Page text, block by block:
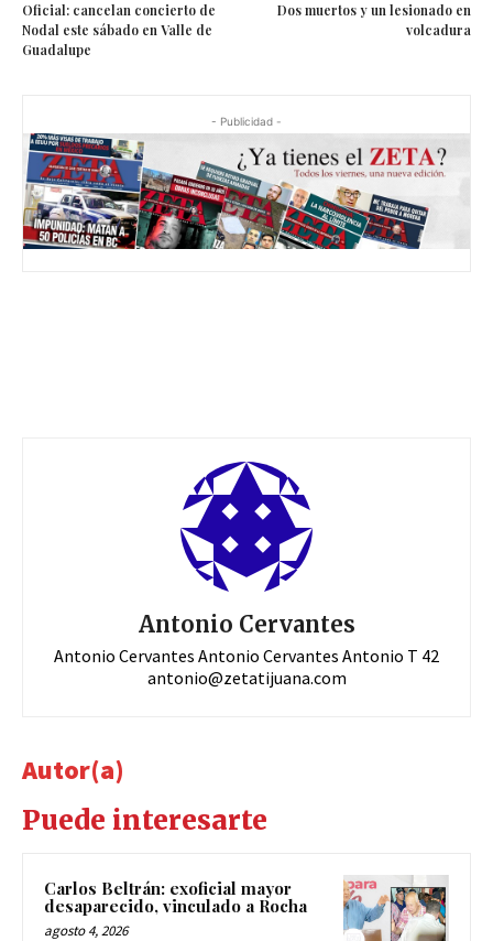
Oficial: cancelan concierto de
Nodal este sábado en Valle de
Guadalupe
Dos muertos y un lesionado en
volcadura
- Publicidad -
Antonio Cervantes
Antonio Cervantes Antonio Cervantes Antonio T 42
antonio@zetatijuana.com
Autor(a)
Puede interesarte
Carlos Beltrán: exoficial mayor
desaparecido, vinculado a Rocha
agosto 4, 2026